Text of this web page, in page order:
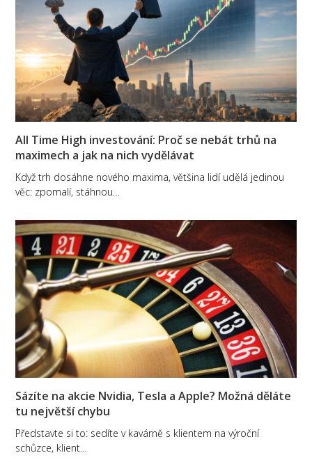
All Time High investování: Proč se nebát trhů na
maximech a jak na nich vydělávat
Když trh dosáhne nového maxima, většina lidí udělá jedinou
věc: zpomalí, stáhnou…
Sázíte na akcie Nvidia, Tesla a Apple? Možná děláte
tu největší chybu
Představte si to: sedíte v kavárně s klientem na výroční
schůzce, klient…